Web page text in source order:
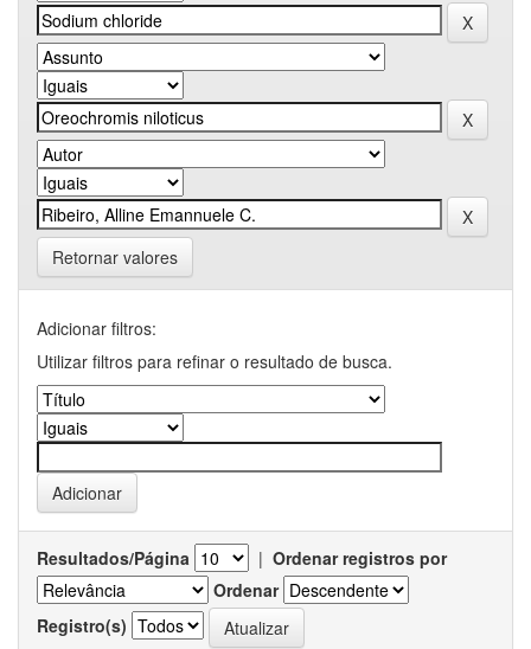
Retornar valores
Adicionar filtros:
Utilizar filtros para refinar o resultado de busca.
Resultados/Página | Ordenar registros por
Ordenar
Registro(s)